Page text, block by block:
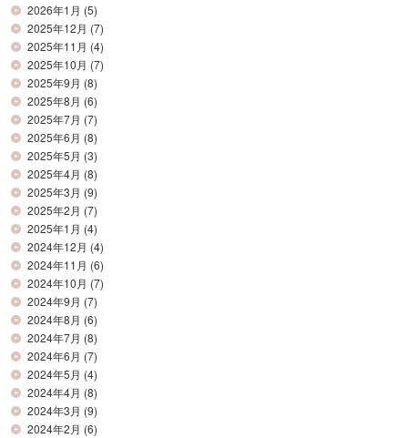
2026年1月 (5)
2025年12月 (7)
2025年11月 (4)
2025年10月 (7)
2025年9月 (8)
2025年8月 (6)
2025年7月 (7)
2025年6月 (8)
2025年5月 (3)
2025年4月 (8)
2025年3月 (9)
2025年2月 (7)
2025年1月 (4)
2024年12月 (4)
2024年11月 (6)
2024年10月 (7)
2024年9月 (7)
2024年8月 (6)
2024年7月 (8)
2024年6月 (7)
2024年5月 (4)
2024年4月 (8)
2024年3月 (9)
2024年2月 (6)